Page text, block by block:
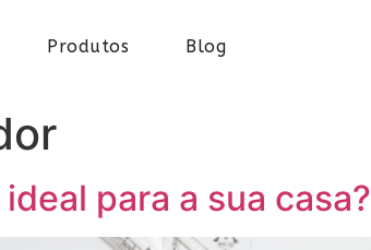
Produtos Blog
para a sua casa?